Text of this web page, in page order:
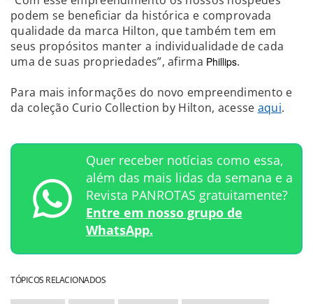
podem se beneficiar da histórica e comprovada
qualidade da marca Hilton, que também tem em
seus propósitos manter a individualidade de cada
uma de suas propriedades”, afirma Phillips.
Para mais informações do novo empreendimento e
da coleção Curio Collection by Hilton, acesse aqui.
Quer receber notícias como essa,
além das mais lidas da semana e a
Revista PANROTAS gratuitamente?
Entre em nosso grupo de
WhatsApp.
TÓPICOS RELACIONADOS